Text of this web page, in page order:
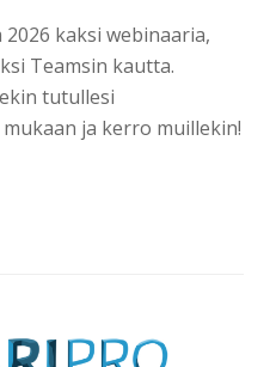
kaksi webinaaria,
Teamsin kautta.
tutullesi
ja kerro muillekin!